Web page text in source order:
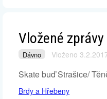
Vložené zprávy
Dávno Vloženo
Skate buď Strašice/
Brdy a Hřebeny